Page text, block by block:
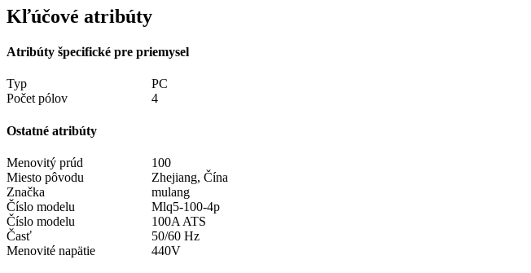
Kľúčové atribúty
Atribúty špecifické pre priemysel
Typ
PC
Počet pólov
4
Ostatné atribúty
Menovitý prúd
100
Miesto pôvodu
Zhejiang, Čína
Značka
mulang
Číslo modelu
Mlq5-100-4p
Číslo modelu
100A ATS
Časť
50/60 Hz
Menovité napätie
440V